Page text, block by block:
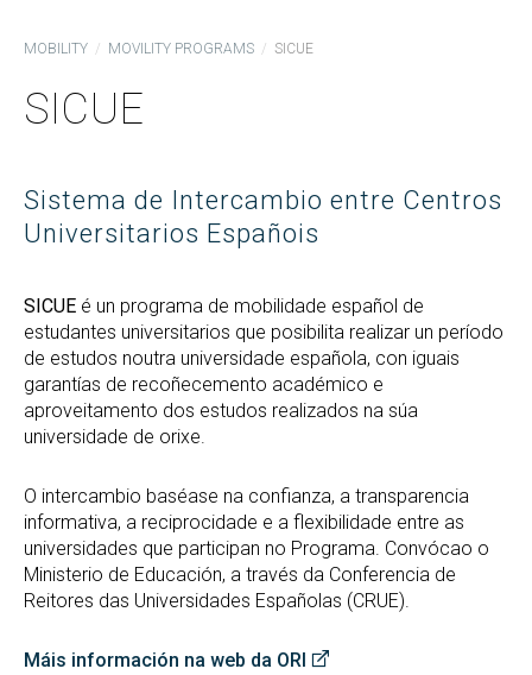
MOBILITY MOVILITY PROGRAMS SICUE
SICUE
Sistema de Intercambio entre Centros
Universitarios Españois
SICUE é un programa de mobilidade español de
estudantes universitarios que posibilita realizar un período
de estudos noutra universidade española, con iguais
garantías de recoñecemento académico e
aproveitamento dos estudos realizados na súa
universidade de orixe.
O intercambio baséase na confianza, a transparencia
informativa, a reciprocidade e a flexibilidade entre as
universidades que participan no Programa. Convócao o
Ministerio de Educación, a través da Conferencia de
Reitores das Universidades Españolas (CRUE).
Máis información na web da ORI